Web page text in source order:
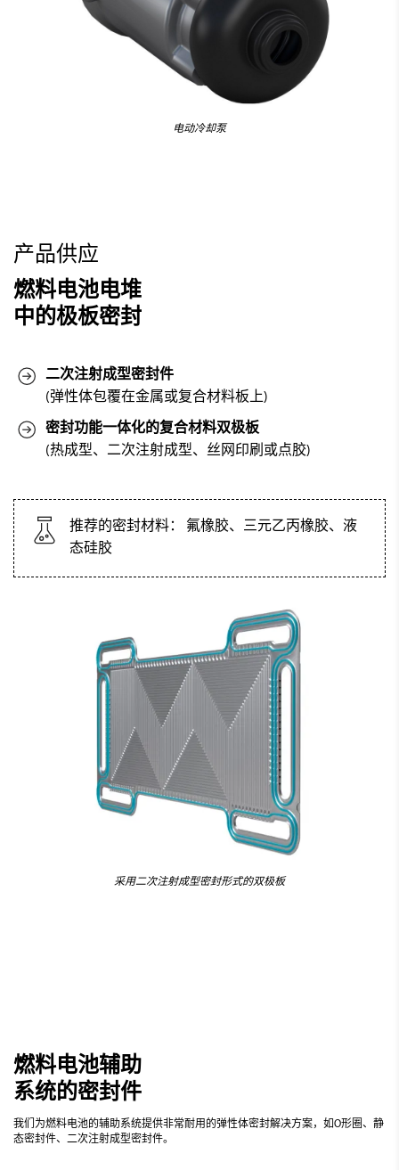
电动冷却泵
产品供应
燃料电池电堆
中的极板密封
二次注射成型密封件
(弹性体包覆在金属或复合材料板上)
密封功能一体化的复合材料双极板
(热成型、二次注射成型、丝网印刷或点胶)
推荐的密封材料： 氟橡胶、三元乙丙橡胶、液
态硅胶
采用二次注射成型密封形式的双极板
燃料电池辅助
系统的密封件
我们为燃料电池的辅助系统提供非常耐用的弹性体密封解决方案，如O形圈、静
态密封件、二次注射成型密封件。